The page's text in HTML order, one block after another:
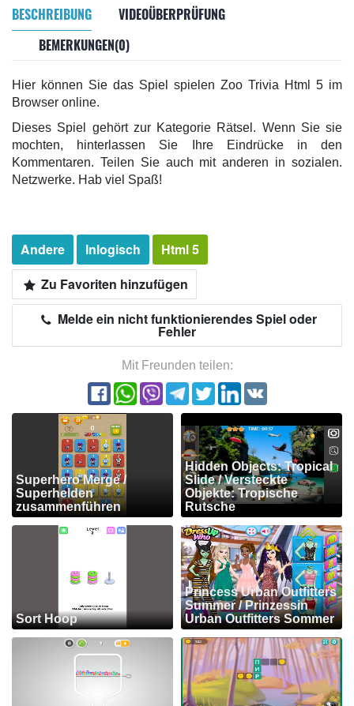
BESCHREIBUNG
VIDEOÜBERPRÜFUNG
BEMERKUNGEN(0)
Hier können Sie das Spiel spielen Zoo Trivia Html 5 im
Browser online.
Dieses Spiel gehört zur Kategorie Rätsel. Wenn Sie sie
mochten, hinterlassen Sie Ihre Eindrücke in den
Kommentaren. Teilen Sie auch mit anderen in sozialen.
Netzwerke. Hab viel Spaß!
Andere Inlogisch
Html 5
Zu Favoriten hinzufügen
Melde ein nicht funktionierendes Spiel oder
Fehler
Mit Freunden teilen:
Superhero Merge /
Superhelden
zusammenführen
Hidden Objects: Tropical
Slide / Versteckte
Objekte: Tropische
Rutsche
Sort Hoop
Princess Urban Outfitters
Summer / Prinzessin
Urban Outfitters Sommer